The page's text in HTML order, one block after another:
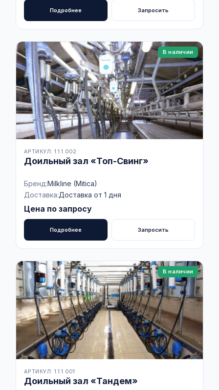
Подробнее Запросить
В наличии
АРТИКУЛ: 1.1.1.002
Доильный зал «Топ-Свинг»
Бренд:Milkline (Mitica)
Доставка:Доставка от 1 дня
Цена по запросу
Подробнее Запросить
В наличии
АРТИКУЛ: 1.1.1.001
Доильный зал «Тандем»